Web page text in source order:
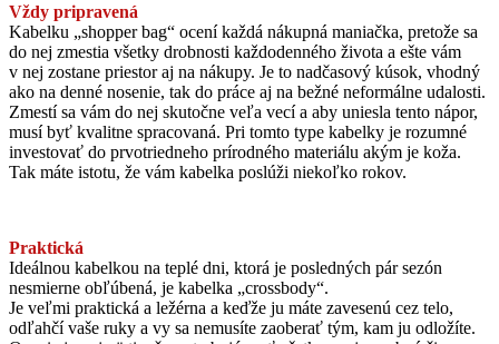
Vždy pripravená
Kabelku „shopper bag“ ocení každá nákupná maniačka, pretože sa
do nej zmestia všetky drobnosti každodenného života a ešte vám
v nej zostane priestor aj na nákupy. Je to nadčasový kúsok, vhodný
ako na denné nosenie, tak do práce aj na bežné neformálne udalosti.
Zmestí sa vám do nej skutočne veľa vecí a aby uniesla tento nápor,
musí byť kvalitne spracovaná. Pri tomto type kabelky je rozumné
investovať do prvotriedneho prírodného materiálu akým je koža.
Tak máte istotu, že vám kabelka poslúži niekoľko rokov.
Praktická
Ideálnou kabelkou na teplé dni, ktorá je posledných pár sezón
nesmierne obľúbená, je kabelka „crossbody“.
Je veľmi praktická a ležérna a keďže ju máte zavesenú cez telo,
odľahčí vaše ruky a vy sa nemusíte zaoberať tým, kam ju odložíte.